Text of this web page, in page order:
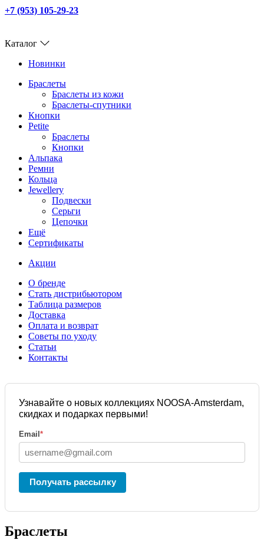
+7 (953) 105-29-23
Каталог
Новинки
Браслеты
Браслеты из кожи
Браслеты-спутники
Кнопки
Petite
Браслеты
Кнопки
Альпака
Ремни
Кольца
Jewellery
Подвески
Серьги
Цепочки
Ещё
Сертификаты
Акции
О бренде
Стать дистрибьютором
Таблица размеров
Доставка
Оплата и возврат
Советы по уходу
Статьи
Контакты
Узнавайте о новых коллекциях NOOSA-Amsterdam,
скидках и подарках первыми!
Email *
Получать рассылку
Браслеты